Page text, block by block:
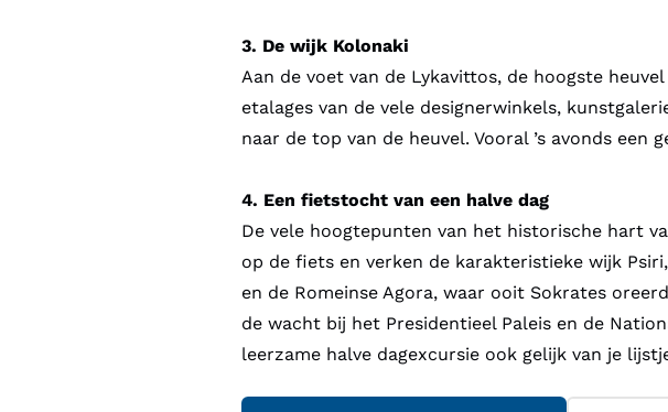
3. De wijk Kolonaki
Aan de voet van de Lykavittos, de hoogste
etalages van de vele designerwinkels,
naar de top van de heuvel. Vooral ’s avonds een
4. Een fietstocht van een halve dag
De vele hoogtepunten van het historische hart
op de fiets en verken de karakteristieke wijk
en de Romeinse Agora, waar ooit Sokrates
de wacht bij het Presidentieel Paleis en de
leerzame halve dagexcursie ook gelijk van je